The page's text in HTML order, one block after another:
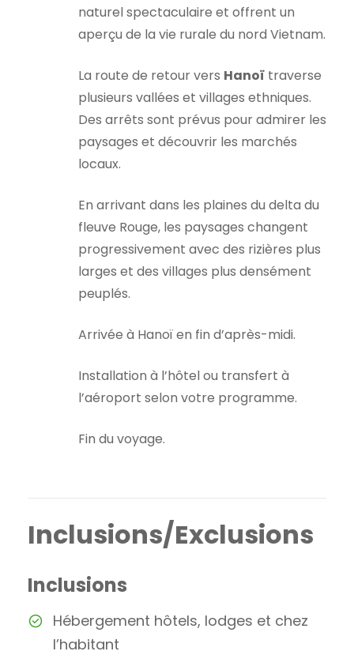
naturel spectaculaire et offrent un
aperçu de la vie rurale du nord Vietnam.
La route de retour vers Hanoï traverse
plusieurs vallées et villages ethniques.
Des arrêts sont prévus pour admirer les
paysages et découvrir les marchés
locaux.
En arrivant dans les plaines du delta du
fleuve Rouge, les paysages changent
progressivement avec des rizières plus
larges et des villages plus densément
peuplés.
Arrivée à Hanoï en fin d’après-midi.
Installation à l’hôtel ou transfert à
l’aéroport selon votre programme.
Fin du voyage.
Inclusions/Exclusions
Inclusions
Hébergement hôtels, lodges et chez
l’habitant